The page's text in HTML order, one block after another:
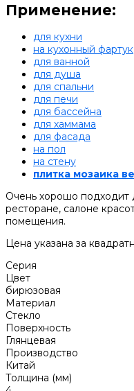
Применение:
для кухни
на кухонный фартук
для ванной
для душа
для спальни
для печи
для бассейна
для хаммама
для фасада
на пол
на стену
плитка мозаика
Очень хорошо подходит
ресторане, салоне
помещения.
Цена указана за
Серия
Цвет
бирюзовая
Материал
Стекло
Поверхность
Глянцевая
Производство
Китай
Толщина (мм)